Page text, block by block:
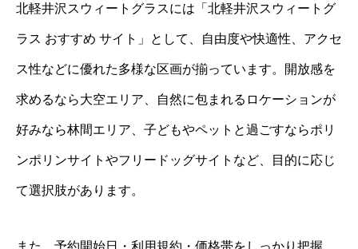
北軽井沢スウィートグラスには「北軽井沢スウィートグ
ラス おすすめ サイト」として、自由度や快適性、アクセ
ス性などに優れた多様な区画が揃っています。開放感を
求めるなら大空エリア、自然に包まれるロケーションが
好みなら林間エリア、子どもやペットと過ごすならポリ
ンポリンサイトやフリードッグサイトなど、目的に応じ
て選択肢があります。
また、予約開始日・利用規約・価格帯をしっかり把握